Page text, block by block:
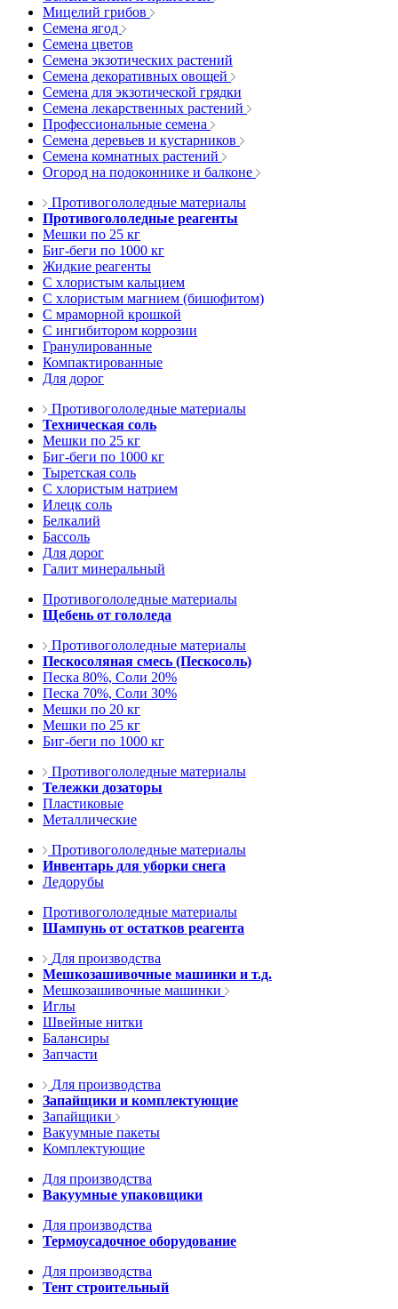
Мицелий грибов
Семена ягод
Семена цветов
Семена экзотических растений
Семена декоративных овощей
Семена для экзотической грядки
Семена лекарственных растений
Профессиональные семена
Семена деревьев и кустарников
Семена комнатных растений
Огород на подоконнике и балконе
Противогололедные материалы
Противогололедные реагенты
Мешки по 25 кг
Биг-беги по 1000 кг
Жидкие реагенты
С хлористым кальцием
С хлористым магнием (бишофитом)
С мраморной крошкой
С ингибитором коррозии
Гранулированные
Компактированные
Для дорог
Противогололедные материалы
Техническая соль
Мешки по 25 кг
Биг-беги по 1000 кг
Тыретская соль
С хлористым натрием
Илецк соль
Белкалий
Бассоль
Для дорог
Галит минеральный
Противогололедные материалы
Щебень от гололеда
Противогололедные материалы
Пескосоляная смесь (Пескосоль)
Песка 80%, Соли 20%
Песка 70%, Соли 30%
Мешки по 20 кг
Мешки по 25 кг
Биг-беги по 1000 кг
Противогололедные материалы
Тележки дозаторы
Пластиковые
Металлические
Противогололедные материалы
Инвентарь для уборки снега
Ледорубы
Противогололедные материалы
Шампунь от остатков реагента
Для производства
Мешкозашивочные машинки и т.д.
Мешкозашивочные машинки
Иглы
Швейные нитки
Балансиры
Запчасти
Для производства
Запайщики и комплектующие
Запайщики
Вакуумные пакеты
Комплектующие
Для производства
Вакуумные упаковщики
Для производства
Термоусадочное оборудование
Для производства
Тент строительный